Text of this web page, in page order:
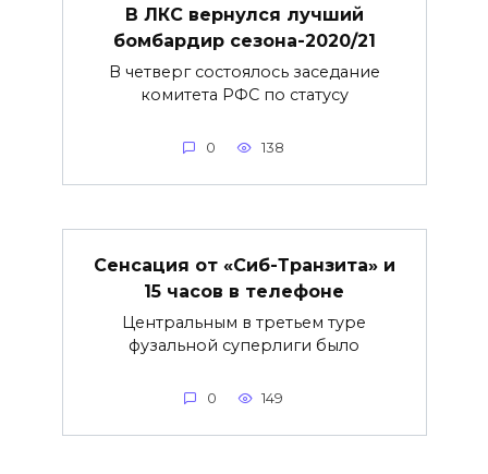
В ЛКС вернулся лучший
бомбардир сезона-2020/21
В четверг состоялось заседание
комитета РФС по статусу
0 138
Сенсация от «Сиб-Транзита» и
15 часов в телефоне
Центральным в третьем туре
фузальной суперлиги было
0 149